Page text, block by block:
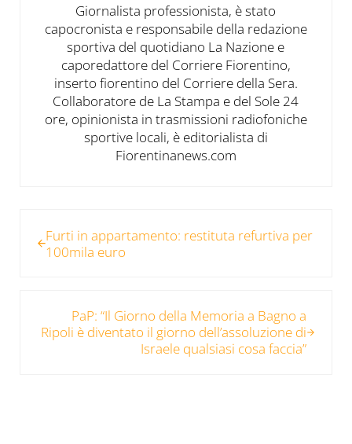
Giornalista professionista, è stato
capocronista e responsabile della redazione
sportiva del quotidiano La Nazione e
caporedattore del Corriere Fiorentino,
inserto fiorentino del Corriere della Sera.
Collaboratore de La Stampa e del Sole 24
ore, opinionista in trasmissioni radiofoniche
sportive locali, è editorialista di
Fiorentinanews.com
Furti in appartamento: restituta refurtiva per
100mila euro
PaP: “Il Giorno della Memoria a Bagno a
Ripoli è diventato il giorno dell’assoluzione di
Israele qualsiasi cosa faccia”